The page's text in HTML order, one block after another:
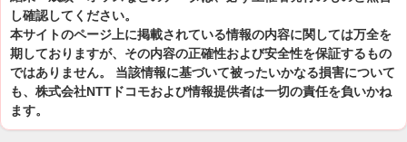
し確認してください。
本サイトのページ上に掲載されている情報の内容に関しては万全を
期しておりますが、その内容の正確性および安全性を保証するもの
ではありません。 当該情報に基づいて被ったいかなる損害について
も、株式会社NTTドコモおよび情報提供者は一切の責任を負いかね
ます。